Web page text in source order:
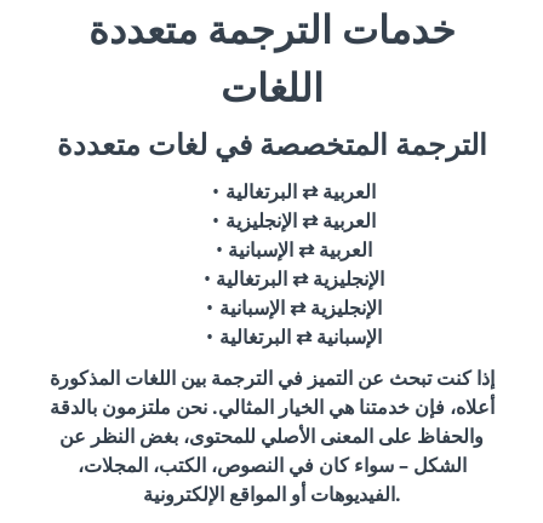
خدمات الترجمة متعددة
اللغات
الترجمة المتخصصة في لغات متعددة
العربية ⇄ البرتغالية
العربية ⇄ الإنجليزية
العربية ⇄ الإسبانية
الإنجليزية ⇄ البرتغالية
الإنجليزية ⇄ الإسبانية
الإسبانية ⇄ البرتغالية
إذا كنت تبحث عن التميز في الترجمة بين اللغات المذكورة
أعلاه، فإن خدمتنا هي الخيار المثالي. نحن ملتزمون بالدقة
والحفاظ على المعنى الأصلي للمحتوى، بغض النظر عن
الشكل – سواء كان في النصوص، الكتب، المجلات،
الفيديوهات أو المواقع الإلكترونية.